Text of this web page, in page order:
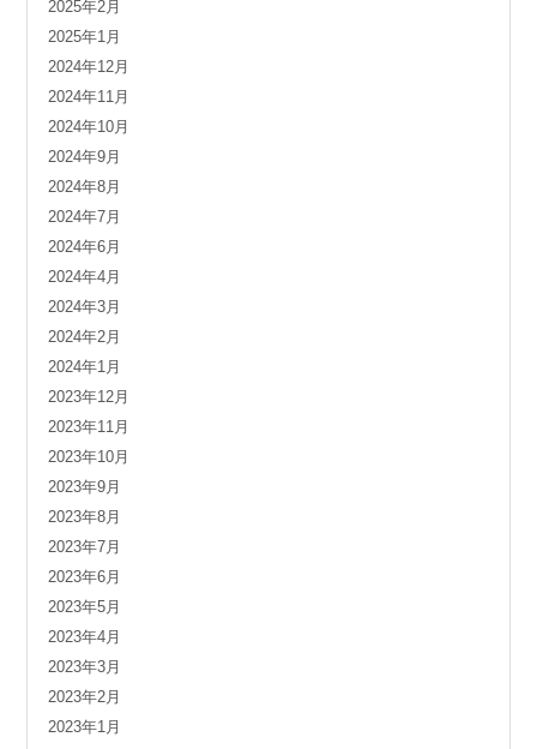
2025年2月
2025年1月
2024年12月
2024年11月
2024年10月
2024年9月
2024年8月
2024年7月
2024年6月
2024年4月
2024年3月
2024年2月
2024年1月
2023年12月
2023年11月
2023年10月
2023年9月
2023年8月
2023年7月
2023年6月
2023年5月
2023年4月
2023年3月
2023年2月
2023年1月